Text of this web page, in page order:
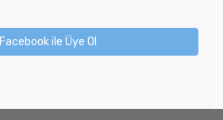
Facebook ile Üye Ol